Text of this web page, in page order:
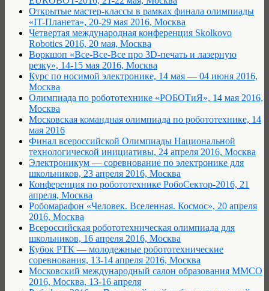
Открытые мастер-классы в рамках финала олимпиады
«IT-Планета», 20-29 мая 2016, Москва
Четвертая международная конференция Skolkovo
Robotics 2016, 20 мая, Москва
Воркшоп «Все-Все-Все про 3D-печать и лазерную
резку», 14-15 мая 2016, Москва
Курс по носимой электронике, 14 мая — 04 июня 2016,
Москва
Олимпиада по робототехнике «РОБОТиЯ», 14 мая 2016,
Москва
Московская командная олимпиада по робототехнике, 14
мая 2016
Финал всероссийской Олимпиады Национальной
технологической инициативы, 24 апреля 2016, Москва
Электроникум — соревнование по электронике для
школьников, 23 апреля 2016, Москва
Конференция по робототехнике РобоСектор-2016, 21
апреля, Москва
Робомарафон «Человек. Вселенная. Космос», 20 апреля
2016, Москва
Всероссийская робототехническая олимпиада для
школьников, 16 апреля 2016, Москва
Кубок РТК — молодежные робототехнические
соревнования, 13-14 апреля 2016, Москва
Московский международный салон образования ММСО
2016, Москва, 13-16 апреля